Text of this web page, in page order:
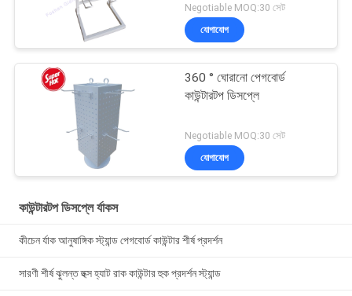
Negotiable MOQ:30 সেট
যোগাযোগ
360 ° ঘোরানো পেগবোর্ড
কাউন্টারটপ ডিসপ্লে
Negotiable MOQ:30 সেট
যোগাযোগ
কাউন্টারটপ ডিসপ্লে র্যাকস
কীচেন র্যাক আনুষাঙ্গিক স্ট্যান্ড পেগবোর্ড কাউন্টার শীর্ষ প্রদর্শন
সারণী শীর্ষ ঝুলন্ত হুক্স হ্যাট রাক কাউন্টার হুক প্রদর্শন স্ট্যান্ড